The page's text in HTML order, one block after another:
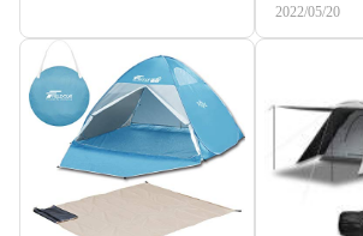
2022/05/20